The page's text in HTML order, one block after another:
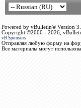
Powered by vBulletin® Version
Copyright ©2000 - 2026,
vB.Sponsors
Отправляя любую форму на
Все материалы могут